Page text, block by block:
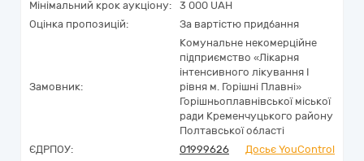
Мінімальний крок аукціону:
3 000 UAH
Оцінка пропозицій:
За вартістю придбання
Замовник:
Комунальне некомерційне
підприємство «Лікарня
інтенсивного лікування І
рівня м. Горішні Плавні»
Горішньоплавнівської міської
ради Кременчуцького району
Полтавської області
ЄДРПОУ:
01999626
Досьє YouControl